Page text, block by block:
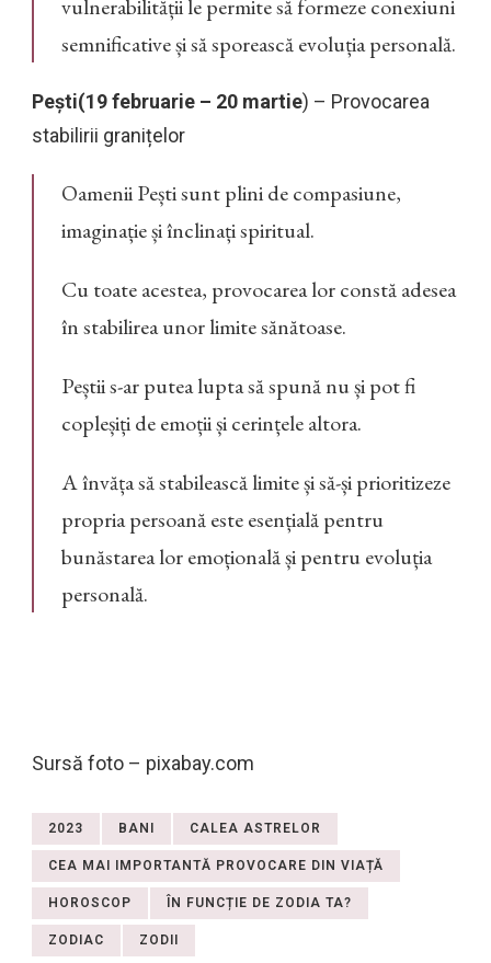
vulnerabilității le permite să formeze conexiuni
semnificative și să sporească evoluția personală.
Pești(19 februarie – 20 martie) – Provocarea
stabilirii granițelor
Oamenii Pești sunt plini de compasiune,
imaginație și înclinați spiritual.
Cu toate acestea, provocarea lor constă adesea
în stabilirea unor limite sănătoase.
Peștii s-ar putea lupta să spună nu și pot fi
copleșiți de emoții și cerințele altora.
A învăța să stabilească limite și să-și prioritizeze
propria persoană este esențială pentru
bunăstarea lor emoțională și pentru evoluția
personală.
Sursă foto – pixabay.com
2023 BANI CALEA ASTRELOR
CEA MAI IMPORTANTĂ PROVOCARE DIN VIAȚĂ
HOROSCOP ÎN FUNCȚIE DE ZODIA TA?
ZODIAC ZODII